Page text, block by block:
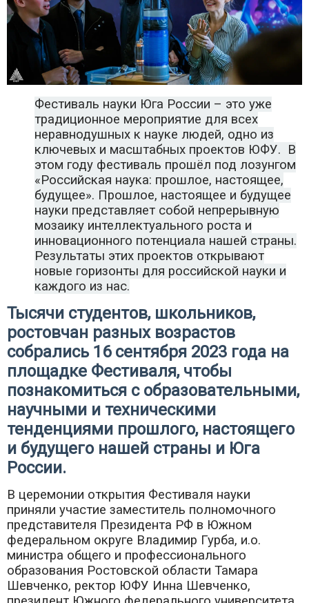
Фестиваль науки Юга России – это уже
традиционное мероприятие для всех
неравнодушных к науке людей, одно из
ключевых и масштабных проектов ЮФУ. В
этом году фестиваль прошёл под лозунгом
«Российская наука: прошлое, настоящее,
будущее». Прошлое, настоящее и будущее
науки представляет собой непрерывную
мозаику интеллектуального роста и
инновационного потенциала нашей страны.
Результаты этих проектов открывают
новые горизонты для российской науки и
каждого из нас.
Тысячи студентов, школьников,
ростовчан разных возрастов
собрались 16 сентября 2023 года на
площадке Фестиваля, чтобы
познакомиться с образовательными,
научными и техническими
тенденциями прошлого, настоящего
и будущего нашей страны и Юга
России.
В церемонии открытия Фестиваля науки
приняли участие заместитель полномочного
представителя Президента РФ в Южном
федеральном округе Владимир Гурба, и.о.
министра общего и профессионального
образования Ростовской области Тамара
Шевченко, ректор ЮФУ Инна Шевченко,